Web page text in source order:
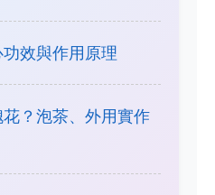
效與作用原理
？泡茶、外用實作